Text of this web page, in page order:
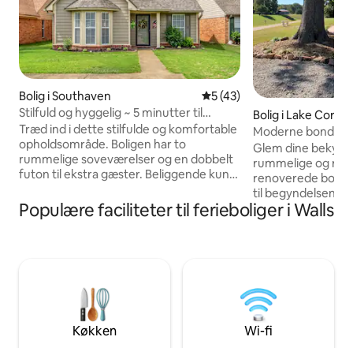
Bolig i Southaven 5 ud af 5 i gennemsnitlig
5 (43)
Stilfuld og hyggelig ~ 5 minutter til
Landers CTR + indhegnet gård!
Træd ind i dette stilfulde og komfortable
opholdsområde. Boligen har to
rummelige soveværelser og en dobbelt
futon til ekstra gæster. Beliggende kun
shopping. Fuldt indhegnet gård! ☆18
minutter til Memphis Lufthavn ☆12
arbejdsplads
☆Vaskemaskine/tørretumbler ☆Roku
TV i begge soveværelser ☆Grill
☆Terrasse med pergola ☆Fuldt
Bolig i Lake
Moderne
rummeligt!
Glem dine
rummelige og
renoverede
til begyndelsen
værelser og højt
fællesområder
køkken,
veranda,
bagterrasse med
Populære faciliteter til ferieboliger i Walls
Køkken Wi-fi